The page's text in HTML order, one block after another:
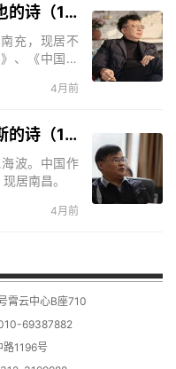
2025北京诗歌网年度诗选绝也的诗（15首）
充，现居不
、《中国诗
的日子》、
天下诗歌》
4月前
2025北京诗歌网年度诗选牧斯的诗（17首）
波。中国作
居南昌。
4月前
霄云中心B座710
69387882
1196号